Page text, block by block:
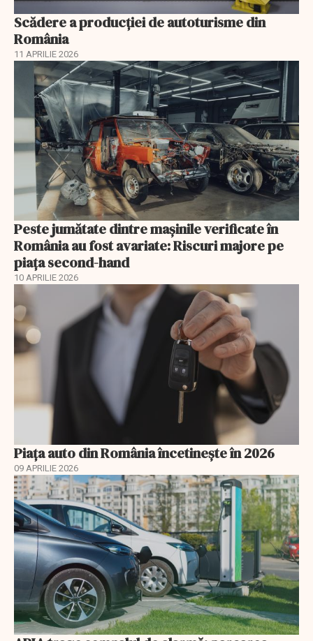
Scădere a producţiei de autoturisme din
România
11 APRILIE 2026
Peste jumătate dintre mașinile verificate în
România au fost avariate: Riscuri majore pe
piața second-hand
10 APRILIE 2026
Piața auto din România încetinește în 2026
09 APRILIE 2026